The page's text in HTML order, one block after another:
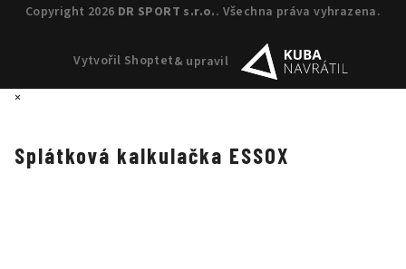
Copyright 2026 DR SPORT s.r.o.. Všechna práva vyhrazena.
Vytvořil Shoptet& upravil
×
Splátková kalkulačka ESSOX